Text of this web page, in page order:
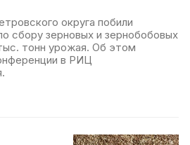
округа побили
сбору зерновых и зернобобовых
тонн урожая. Об этом
в РИЦ